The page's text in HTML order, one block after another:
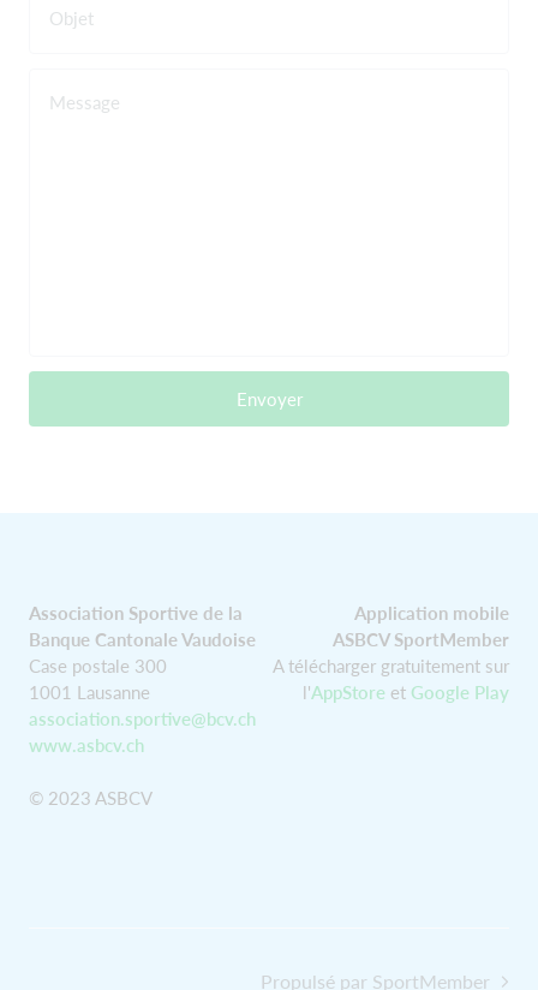
Objet
Message
Envoyer
Application mobile
ASBCV SportMember
A télécharger gratuitement sur
l'AppStore et Google Play
Association Sportive de la
Banque Cantonale Vaudoise
Case postale 300
1001 Lausanne
association.sportive@bcv.ch
www.asbcv.ch
© 2023 ASBCV
Propulsé par SportMember